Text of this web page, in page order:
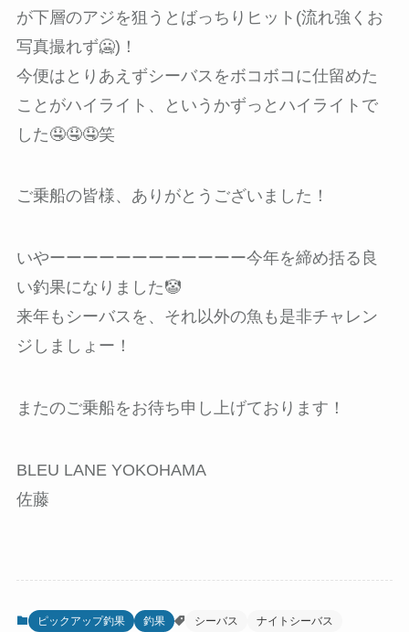
が下層のアジを狙うとばっちりヒット(流れ強くお
写真撮れず🥶)！
今便はとりあえずシーバスをボコボコに仕留めた
ことがハイライト、というかずっとハイライトで
した🤤🤤🤤笑
ご乗船の皆様、ありがとうございました！
いやーーーーーーーーーーーー今年を締め括る良
い釣果になりました🤡
来年もシーバスを、それ以外の魚も是非チャレン
ジしましょー！
またのご乗船をお待ち申し上げております！
BLEU LANE YOKOHAMA
佐藤
ピックアップ釣果 釣果 シーバス ナイトシーバス